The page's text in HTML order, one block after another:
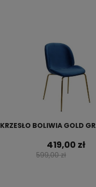
KRZESŁO BOLIWIA GOLD
419,00 zł
599,00 zł